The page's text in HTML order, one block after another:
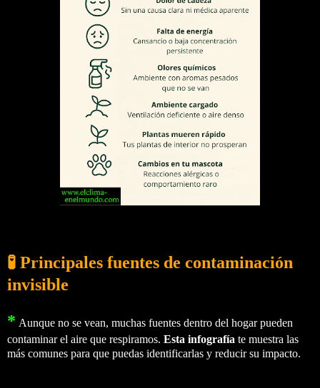
🧪 Principales fuentes de contaminación
invisible
* Aunque no se vean, muchas fuentes dentro del hogar pueden
contaminar el aire que respiramos. Esta infografía te muestra las
más comunes para que puedas identificarlas y reducir su impacto.